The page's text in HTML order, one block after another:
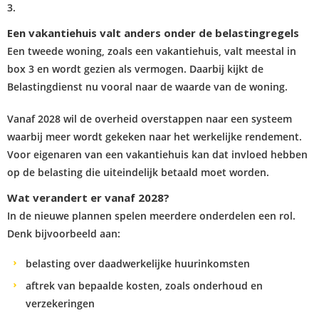
3.
Een vakantiehuis valt anders onder de belastingregels
Een tweede woning, zoals een vakantiehuis, valt meestal in
box 3 en wordt gezien als vermogen. Daarbij kijkt de
Belastingdienst nu vooral naar de waarde van de woning.
Vanaf 2028 wil de overheid overstappen naar een systeem
waarbij meer wordt gekeken naar het werkelijke rendement.
Voor eigenaren van een vakantiehuis kan dat invloed hebben
op de belasting die uiteindelijk betaald moet worden.
Wat verandert er vanaf 2028?
In de nieuwe plannen spelen meerdere onderdelen een rol.
Denk bijvoorbeeld aan:
belasting over daadwerkelijke huurinkomsten
aftrek van bepaalde kosten, zoals onderhoud en
verzekeringen